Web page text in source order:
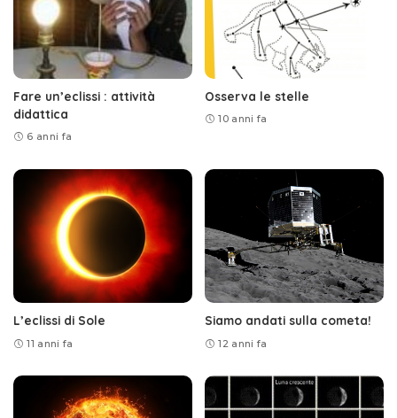
Fare un’eclissi : attività
didattica
6 anni fa
Osserva le stelle
10 anni fa
L’eclissi di Sole
11 anni fa
Siamo andati sulla cometa!
12 anni fa